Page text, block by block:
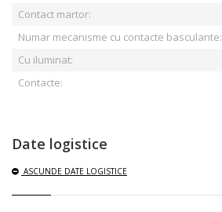
Contact martor:
Numar mecanisme cu contacte basculante:
Cu iluminat:
Contacte:
Date logistice
ASCUNDE DATE LOGISTICE